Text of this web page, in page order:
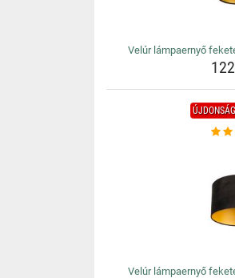
Velúr lámpaernyő
Velúr lámpaernyő